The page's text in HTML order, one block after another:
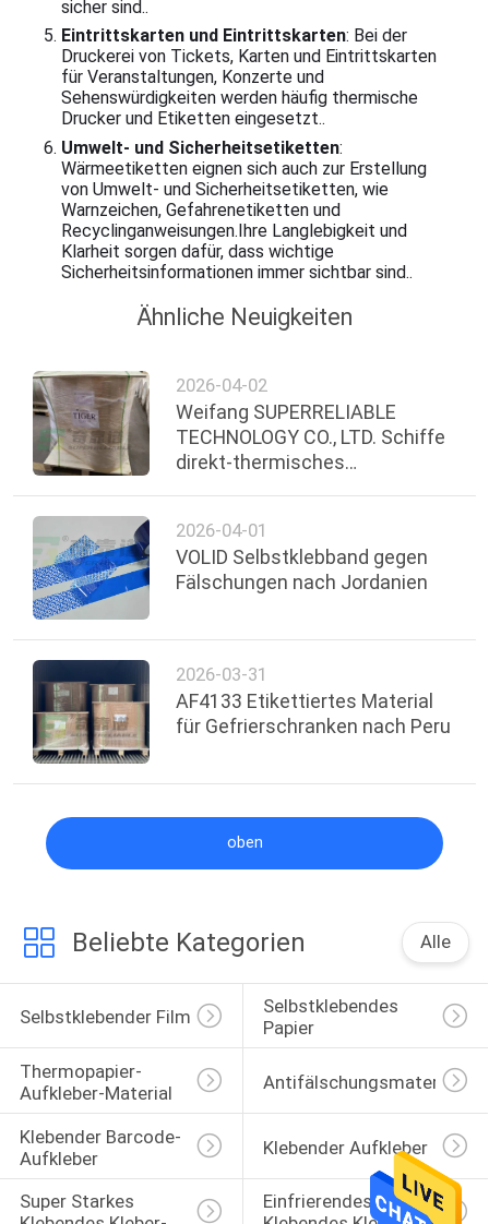
sicher sind..
Eintrittskarten und Eintrittskarten: Bei der
Druckerei von Tickets, Karten und Eintrittskarten
für Veranstaltungen, Konzerte und
Sehenswürdigkeiten werden häufig thermische
Drucker und Etiketten eingesetzt..
Umwelt- und Sicherheitsetiketten:
Wärmeetiketten eignen sich auch zur Erstellung
von Umwelt- und Sicherheitsetiketten, wie
Warnzeichen, Gefahrenetiketten und
Recyclinganweisungen.Ihre Langlebigkeit und
Klarheit sorgen dafür, dass wichtige
Sicherheitsinformationen immer sichtbar sind..
Ähnliche Neuigkeiten
2026-04-02
Weifang SUPERRELIABLE
TECHNOLOGY CO., LTD. Schiffe
direkt-thermisches
Gefrierschrank
2026-04-01
VOLID Selbstklebband gegen
Fälschungen nach Jordanien
2026-03-31
AF4133 Etikettiertes Material
für Gefrierschranken nach Peru
oben
Beliebte Kategorien Alle
Selbstklebender Film
Selbstklebendes
Papier
Thermopapier-
Aufkleber-Material
Antifälschungsmaterialien
Klebender Barcode-
Aufkleber
Klebender Aufkleber
Super Starkes
Einfrierendes